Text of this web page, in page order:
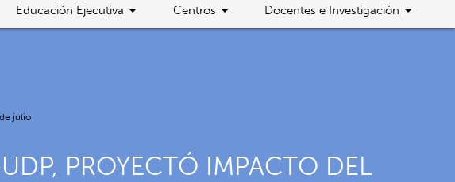
Educación Ejecutiva Centros Docentes e Investigación
julio
PROYECTÓ IMPACTO DEL